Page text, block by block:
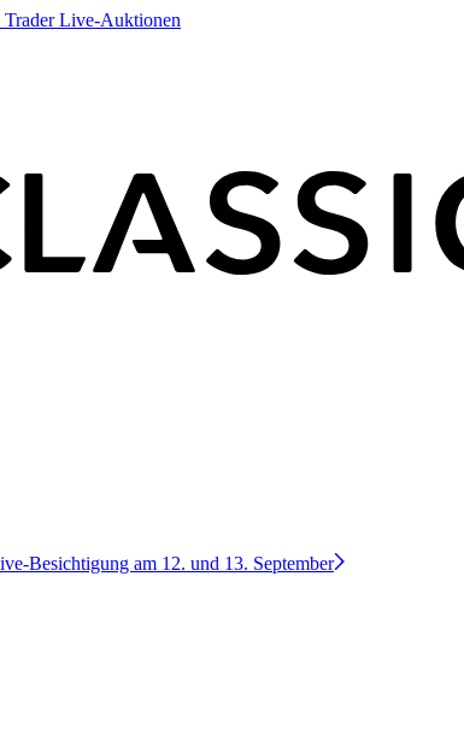
Trader Live-Auktionen
Besichtigung am 12. und 13. September